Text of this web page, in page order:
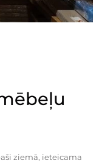
ziemā, ieteicama